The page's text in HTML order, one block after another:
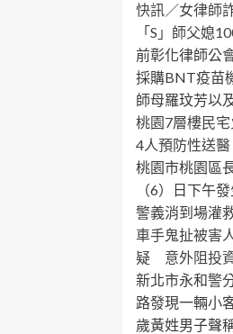
快訊／女律師
「S」師父媳
前彰化律師公
採購BNT疫苗
師母羅玟芳以
桃園7層樓民
4人預防性送醫
桃園市桃園區
（6）日下午
警義消到場灌
車手鬼扯被害
疑 意外阻投
新北市永和警
路發現一輛小
歲黃姓男子聲